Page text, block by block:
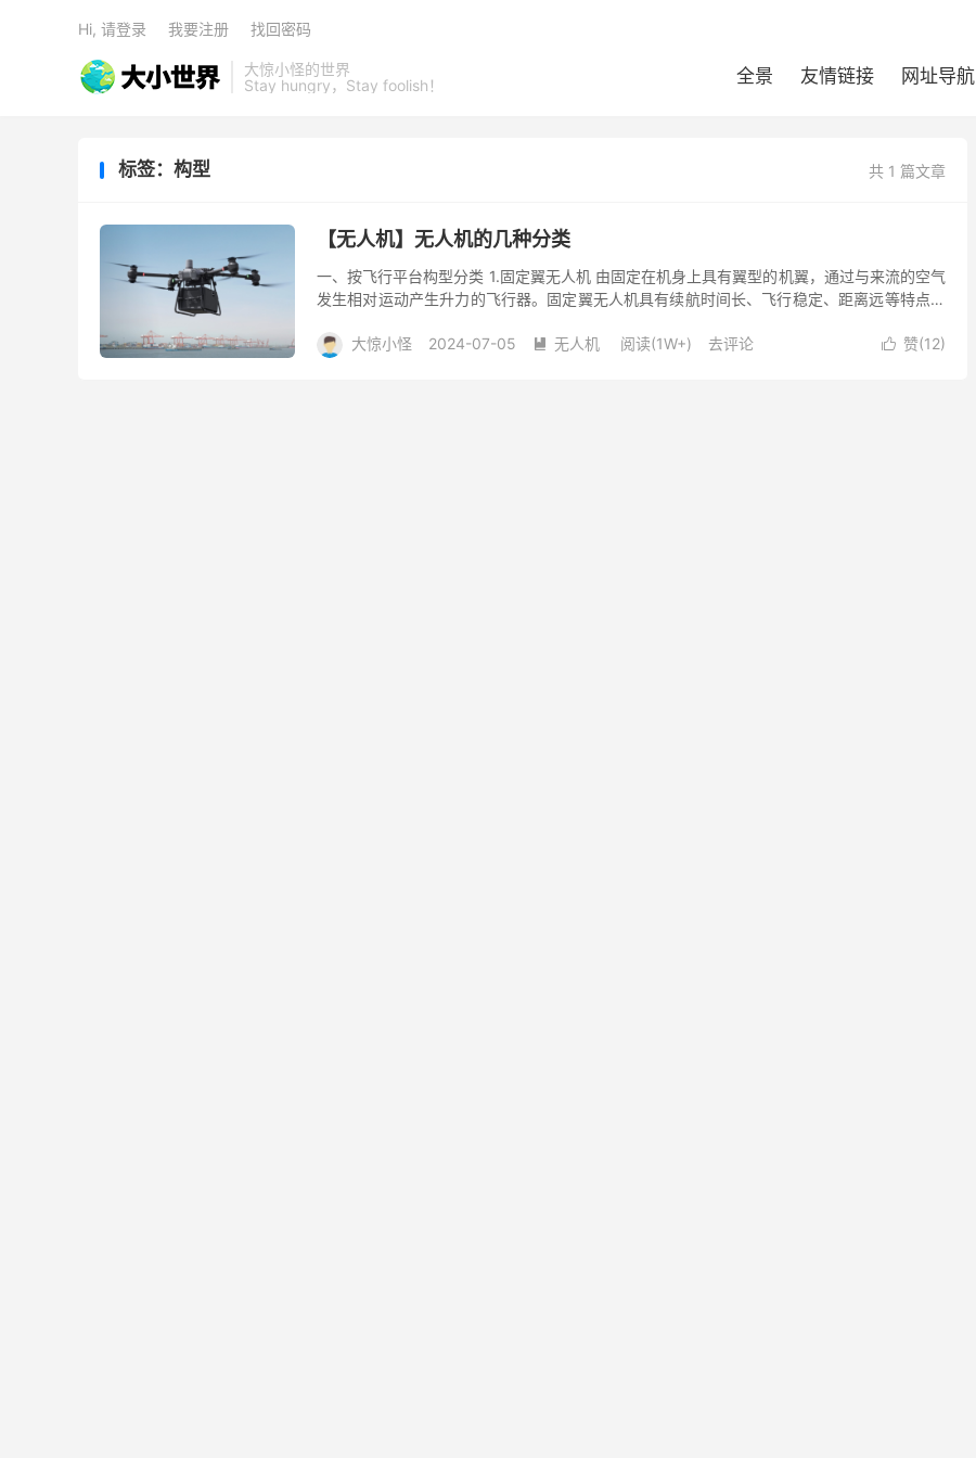
大惊小怪的世界
Stay hungry，Stay foolish！
全景 友情链接 网址导航
Hi, 请登录 我要注册 找回密码
共 1 篇文章
标签：构型
【无人机】无人机的几种分类
一、按飞行平台构型分类 1.固定翼无人机 由固定在机身上具有翼型的机翼，通过与来流的空气
发生相对运动产生升力的飞行器。固定翼无人机具有续航时间长、飞行稳定、距离远等特点，
 赞(12)
大惊小怪 2024-07-05  无人机 阅读(1W+) 去评论